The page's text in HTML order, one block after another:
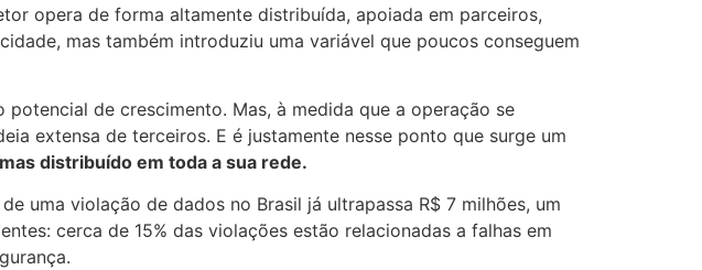
opera de forma altamente distribuída, apoiada em parceiros,
mas também introduziu uma variável que poucos conseguem
de crescimento. Mas, à medida que a operação se
extensa de terceiros. E é justamente nesse ponto que surge um
distribuído em toda a sua rede.
uma violação de dados no Brasil já ultrapassa R$ 7 milhões, um
cerca de 15% das violações estão relacionadas a falhas em